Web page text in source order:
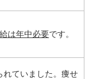
は年中必要です。
れていました。痩せ